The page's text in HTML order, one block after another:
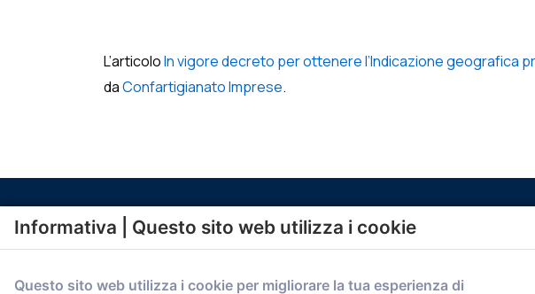
L’articoloIn vigore decreto per ottenere l’Indicazione
daConfartigianato Imprese.
Informativa | Questo sito web utilizza i cookie
Questo sito web utilizza i cookie per migliorare la tua esperienza di